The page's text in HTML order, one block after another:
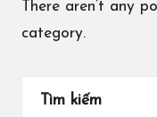
There aren’t any
category.
Tìm kiếm